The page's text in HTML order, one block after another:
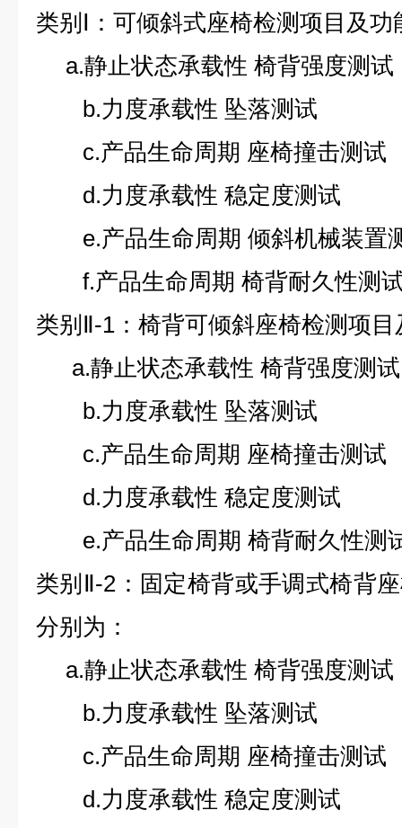
类别Ⅰ：可倾斜式座椅检测项目及
a.静止状态承载性 椅背强度测试
b.力度承载性 坠落测试
c.产品生命周期 座椅撞击测试
d.力度承载性 稳定度测试
e.产品生命周期 倾斜机械装置
f.产品生命周期 椅背耐久性测
类别Ⅱ-1：椅背可倾斜座椅检测项
a.静止状态承载性 椅背强度测试
b.力度承载性 坠落测试
c.产品生命周期 座椅撞击测试
d.力度承载性 稳定度测试
e.产品生命周期 椅背耐久性测
类别Ⅱ-2：固定椅背或手调式椅背
分别为：
a.静止状态承载性 椅背强度测试
b.力度承载性 坠落测试
c.产品生命周期 座椅撞击测试
d.力度承载性 稳定度测试